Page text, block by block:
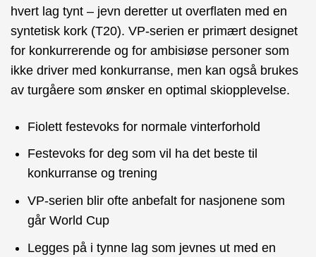
hvert lag tynt – jevn deretter ut overflaten med en
syntetisk kork (T20). VP-serien er primært designet
for konkurrerende og for ambisiøse personer som
ikke driver med konkurranse, men kan også brukes
av turgåere som ønsker en optimal skiopplevelse.
Fiolett festevoks for normale vinterforhold
Festevoks for deg som vil ha det beste til
konkurranse og trening
VP-serien blir ofte anbefalt for nasjonene som
går World Cup
Legges på i tynne lag som jevnes ut med en